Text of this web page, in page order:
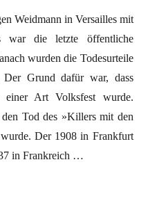
Weidmann in Versailles mit
war die letzte öffentliche
wurden die Todesurteile
Der Grund dafür war, dass
einer Art Volksfest wurde.
den Tod des »Killers mit den
Der 1908 in Frankfurt
in Frankreich …